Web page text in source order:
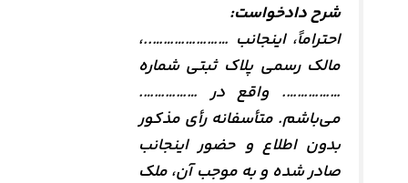
شرح دادخواست:
احتراماً، اینجانب …………………..،
مالک رسمی پلاک ثبتی شماره
……………. واقع در …………….
می‌باشم. متأسفانه رأی مذکور
بدون اطلاع و حضور اینجانب
صادر شده و به موجب آن، ملک